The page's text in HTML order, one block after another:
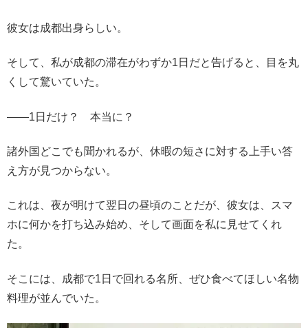
彼女は成都出身らしい。
そして、私が成都の滞在がわずか1日だと告げると、目を丸
くして驚いていた。
――1日だけ？ 本当に？
諸外国どこでも聞かれるが、休暇の短さに対する上手い答
え方が見つからない。
これは、夜が明けて翌日の昼頃のことだが、彼女は、スマ
ホに何かを打ち込み始め、そして画面を私に見せてくれ
た。
そこには、成都で1日で回れる名所、ぜひ食べてほしい名物
料理が並んでいた。